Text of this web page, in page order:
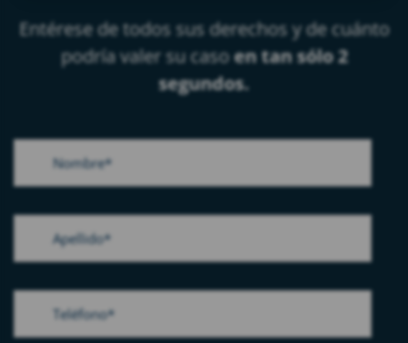
Entérese de todos sus derechos y de cuánto
podría valer su casoen tan sólo 2
segundos.